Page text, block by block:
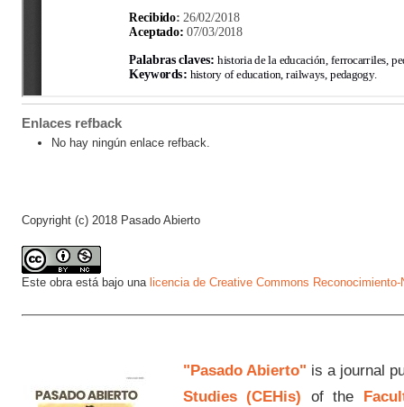
Enlaces refback
No hay ningún enlace refback.
Copyright (c) 2018 Pasado Abierto
Este obra está bajo una licencia de Creative Commons
"Pasado Abierto" is a journal
Studies (CEHis) of the